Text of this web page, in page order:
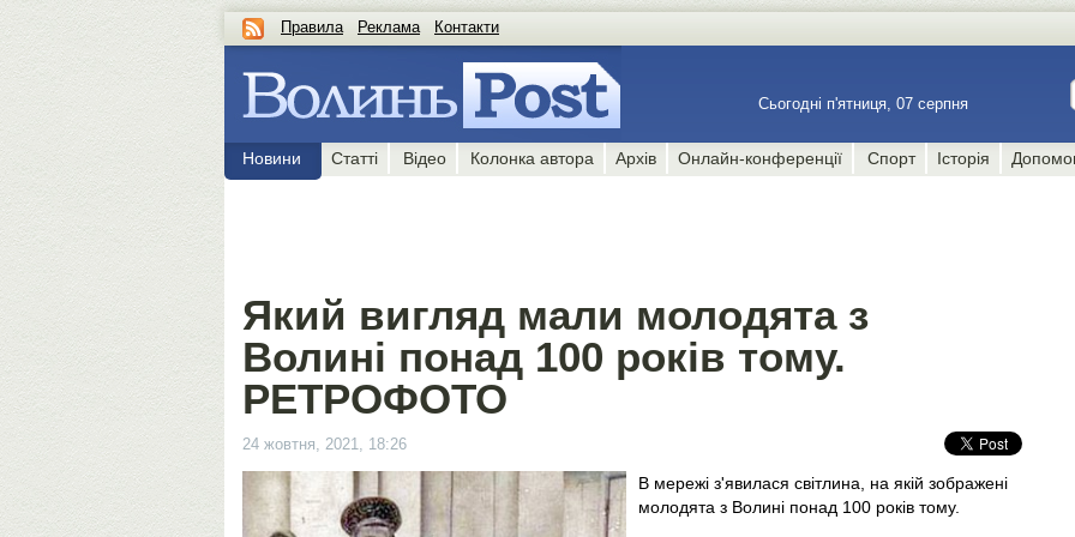
Правила Реклама Контакти
Сьогодні п'ятниця, 07 серпня
Новини Статті Відео Колонка автора Архів Онлайн-конференції Спорт Історія
Який вигляд мали молодята з
Волині понад 100 років тому.
РЕТРОФОТО
24 жовтня, 2021, 18:26
В мережі з'явилася світлина, на якій зображені
молодята з Волині понад 100 років тому.